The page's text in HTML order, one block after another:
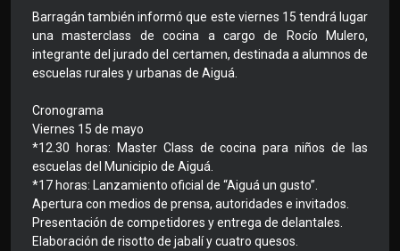
Barragán también informó que este viernes 15 tendrá lugar
una masterclass de cocina a cargo de Rocío Mulero,
integrante del jurado del certamen, destinada a alumnos de
escuelas rurales y urbanas de Aiguá.
Cronograma
Viernes 15 de mayo
*12.30 horas: Master Class de cocina para niños de las
escuelas del Municipio de Aiguá.
*17 horas: Lanzamiento oficial de “Aiguá un gusto”.
Apertura con medios de prensa, autoridades e invitados.
Presentación de competidores y entrega de delantales.
Elaboración de risotto de jabalí y cuatro quesos.